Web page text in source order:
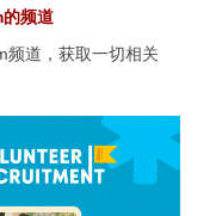
频道
频道，获取一切相关